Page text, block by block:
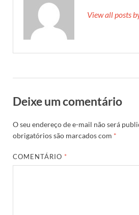
View all posts
Deixe um comentário
O seu endereço de e-mail não será
obrigatórios são marcados com *
COMENTÁRIO *